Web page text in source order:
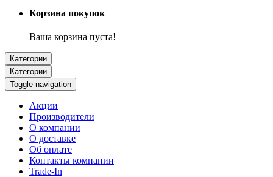
Корзина покупок
Ваша корзина пуста!
Категории
Категории
Toggle navigation
Акции
Производители
О компании
О доставке
Об оплате
Контакты компании
Trade-In